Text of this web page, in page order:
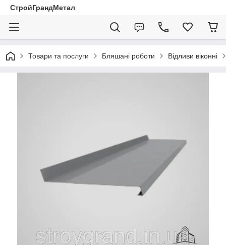
СтройГрандМетал
Товари та послуги Бляшані роботи Відливи віконні